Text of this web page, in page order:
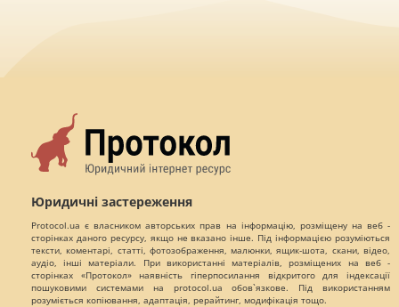
Юридичні застереження
Protocol.ua є власником авторських прав на інформацію, розміщену на веб -
сторінках даного ресурсу, якщо не вказано інше. Під інформацією розуміються
тексти, коментарі, статті, фотозображення, малюнки, ящик-шота, скани, відео,
аудіо, інші матеріали. При використанні матеріалів, розміщених на веб -
сторінках «Протокол» наявність гіперпосилання відкритого для індексації
пошуковими системами на protocol.ua обов`язкове. Під використанням
розуміється копіювання, адаптація, рерайтинг, модифікація тощо.